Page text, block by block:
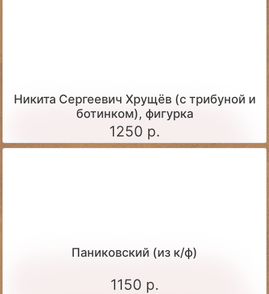
Никита Сергеевич Хрущёв (с трибуной и
ботинком), фигурка
1250 р.
Паниковский (из к/ф)
1150 р.